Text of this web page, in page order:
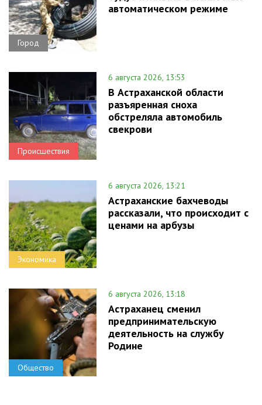
Город
автоматическом режиме
Происшествия
6 августа 2026, 13:53
В Астраханской области
разъяренная сноха
обстреляла автомобиль
свекрови
Экономика
6 августа 2026, 13:21
Астраханские бахчеводы
рассказали, что происходит с
ценами на арбузы
Общество
6 августа 2026, 13:18
Астраханец сменил
предпринимательскую
деятельность на службу
Родине